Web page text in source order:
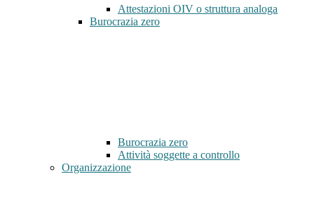
Attestazioni OIV o struttura analoga
Burocrazia zero
Burocrazia zero
Attività soggette a controllo
Organizzazione